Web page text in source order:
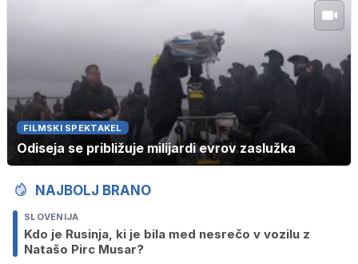
FILMSKI SPEKTAKEL
Odiseja se približuje milijardi evrov zaslužka
NAJBOLJ BRANO
SLOVENIJA
Kdo je Rusinja, ki je bila med nesrečo v vozilu z
Natašo Pirc Musar?